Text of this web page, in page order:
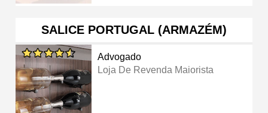
SALICE PORTUGAL (ARMAZÉM)
Advogado
Loja De Revenda Maiorista